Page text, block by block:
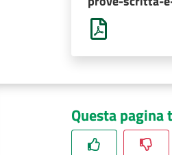
Questa pagina